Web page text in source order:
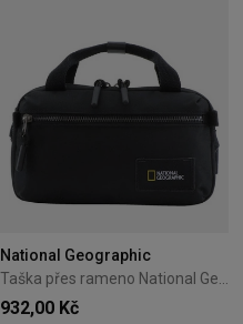
National Geographic
Taška přes rameno National Geographic Legend 2L Černá
932,00 Kč